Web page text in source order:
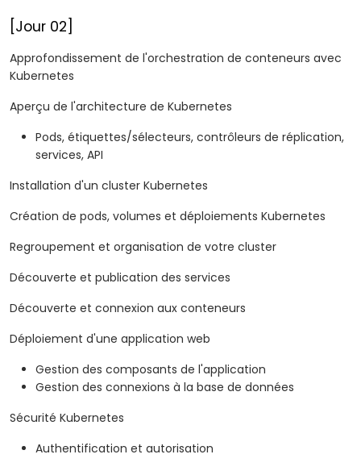
[Jour 02]
Approfondissement de l'orchestration de conteneurs avec
Kubernetes
Aperçu de l'architecture de Kubernetes
Pods, étiquettes/sélecteurs, contrôleurs de réplication,
services, API
Installation d'un cluster Kubernetes
Création de pods, volumes et déploiements Kubernetes
Regroupement et organisation de votre cluster
Découverte et publication des services
Découverte et connexion aux conteneurs
Déploiement d'une application web
Gestion des composants de l'application
Gestion des connexions à la base de données
Sécurité Kubernetes
Authentification et autorisation